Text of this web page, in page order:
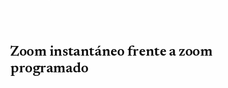
Zoom instantáneo frente a zoom
programado